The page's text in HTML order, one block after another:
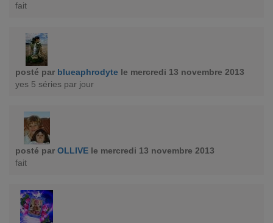
fait
posté par blueaphrodyte le mercredi 13 novembre 2013
yes 5 séries par jour
posté par OLLIVE le mercredi 13 novembre 2013
fait